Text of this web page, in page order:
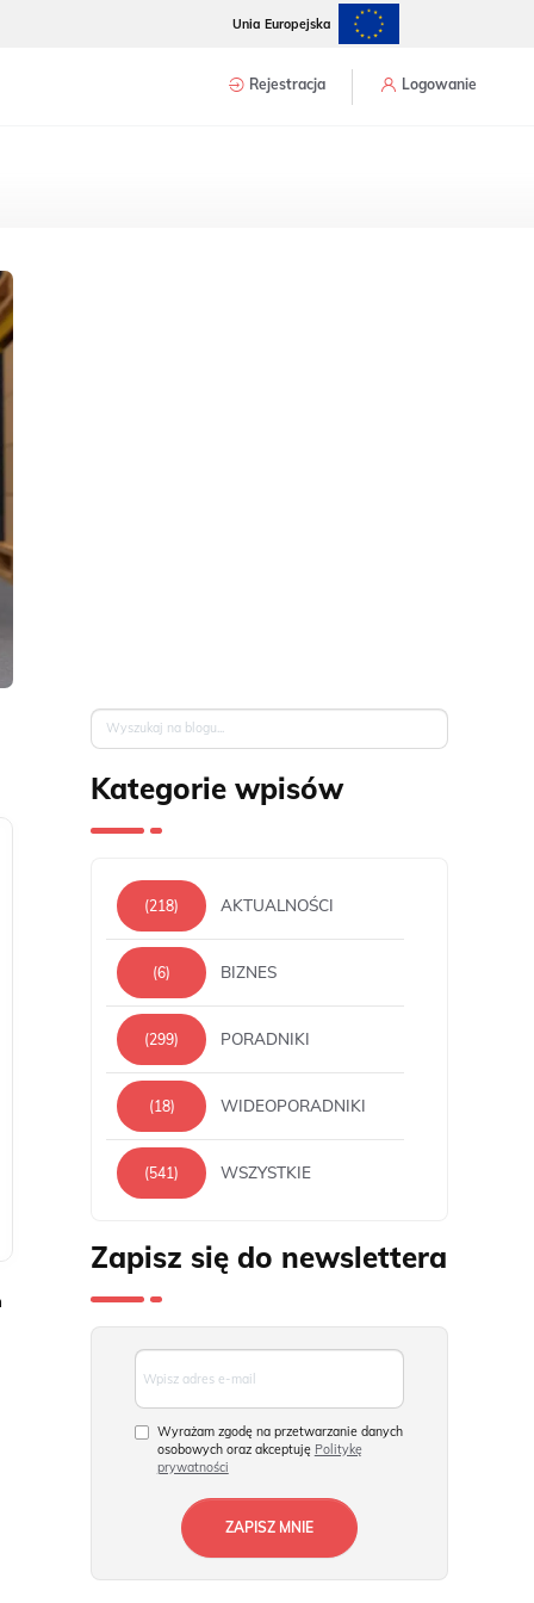
Unia Europejska
Rejestracja Logowanie
Kategorie wpisów
(218) AKTUALNOŚCI
(6) BIZNES
(299) PORADNIKI
(18) WIDEOPORADNIKI
(541) WSZYSTKIE
Zapisz się do newslettera
Wyrażam zgodę na przetwarzanie danych
osobowych oraz akceptuję Politykę
prywatności